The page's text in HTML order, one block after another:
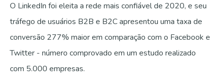
O LinkedIn foi eleita a rede mais confiável de 2020, e seu
tráfego de usuários B2B e B2C apresentou uma taxa de
conversão 277% maior em comparação com o Facebook e
Twitter - número comprovado em um estudo realizado
com 5.000 empresas.